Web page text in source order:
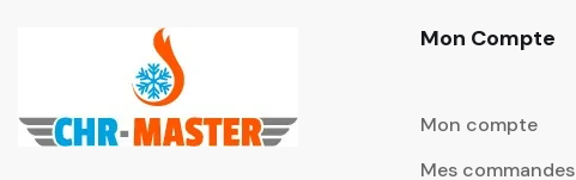
Mon Compte
Mon compte
Mes commandes